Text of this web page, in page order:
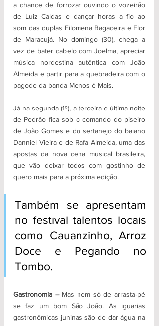
a chance de forrozar ouvindo o vozeirão
de Luiz Caldas e dançar horas a fio ao
som das duplas Filomena Bagaceira e Flor
de Maracujá. No domingo (30), chega a
vez de bater cabelo com Joelma, apreciar
música nordestina autêntica com João
Almeida e partir para a quebradeira com o
pagode da banda Menos é Mais.
Já na segunda (1º), a terceira e última noite
de Pedrão fica sob o comando do piseiro
de João Gomes e do sertanejo do baiano
Danniel Vieira e de Rafa Almeida, uma das
apostas da nova cena musical brasileira,
que vão deixar todos com gostinho de
quero mais para a próxima edição.
Também se apresentam
no festival talentos locais
como Cauanzinho, Arroz
Doce e Pegando no
Tombo.
Gastronomia – Mas nem só de arrasta-pé
se faz um bom São João. As iguarias
gastronômicas juninas são de dar água na